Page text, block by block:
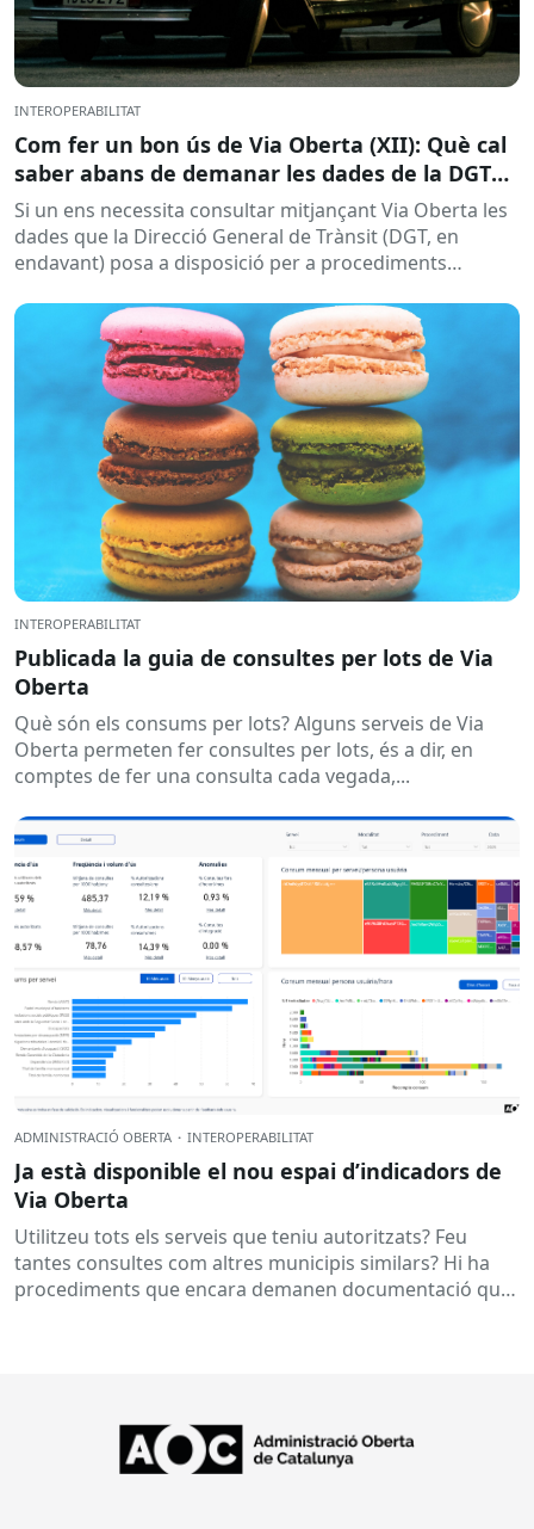
INTEROPERABILITAT
Com fer un bon ús de Via Oberta (XII): Què cal
saber abans de demanar les dades de la DGT
per a procediments sancionadors
Si un ens necessita consultar mitjançant Via Oberta les
dades que la Direcció General de Trànsit (DGT, en
endavant) posa a disposició per a procediments
INTEROPERABILITAT
Publicada la guia de consultes per lots de Via
Oberta
Què són els consums per lots? Alguns serveis de Via
Oberta permeten fer consultes per lots, és a dir, en
comptes de fer una consulta cada vegada,...
ADMINISTRACIÓ OBERTA · INTEROPERABILITAT
Ja està disponible el nou espai d’indicadors de
Via Oberta
Utilitzeu tots els serveis que teniu autoritzats? Feu
tantes consultes com altres municipis similars? Hi ha
procediments que encara demanen documentació que